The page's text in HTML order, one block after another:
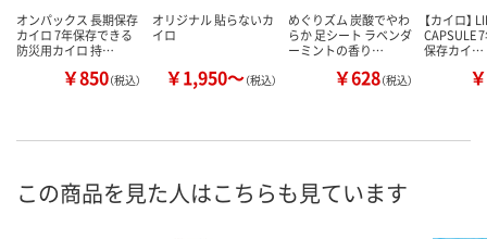
オンパックス 長期保存
カイロ 7年保存できる
防災用カイロ 持…
￥850（税込）
オリジナル 貼らないカ
イロ
￥1,950～（税込）
めぐりズム 炭酸でやわ
らか 足シート ラベンダ
ーミントの香り…
￥628（税込）
【カイロ】
CAPSULE
保存カイ…
この商品を見た人はこちらも見ています